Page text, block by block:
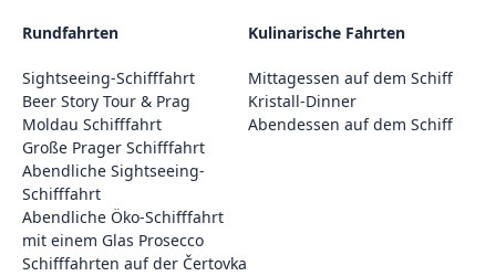
Rundfahrten
Sightseeing-Schifffahrt
Beer Story Tour & Prag
Moldau Schifffahrt
Große Prager Schifffahrt
Abendliche Sightseeing-
Schifffahrt
Abendliche Öko-Schifffahrt
mit einem Glas Prosecco
Schifffahrten auf der Čertovka
Kulinarische Fahrten
Mittagessen auf dem Schiff
Kristall-Dinner
Abendessen auf dem Schiff